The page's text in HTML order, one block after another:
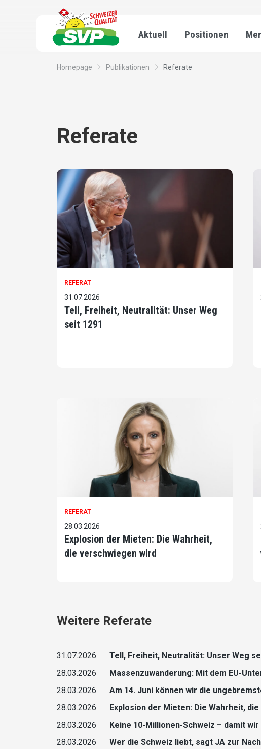
Aktuell Positionen
Homepage Publikationen Referate
Referate
REFERAT
31.07.2026
Tell, Freiheit, Neutralität: Unser Weg
seit 1291
REFERAT
28.03.2026
Explosion der Mieten: Die Wahrheit,
die verschwiegen wird
Weitere Referate
31.07.2026
Tell, Freiheit, Neutralität: Unser Weg
28.03.2026
Massenzuwanderung: Mit dem EU-
28.03.2026
Am 14. Juni können wir die
28.03.2026
Explosion der Mieten: Die Wahrheit,
28.03.2026
Keine 10-Millionen-Schweiz – damit
28.03.2026
Wer die Schweiz liebt, sagt JA zur